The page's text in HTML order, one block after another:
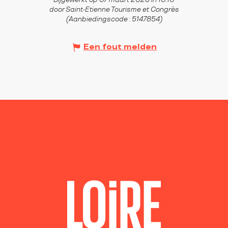
door Saint-Etienne Tourisme et Congrès
(Aanbiedingscode : 5147854)
Een fout melden